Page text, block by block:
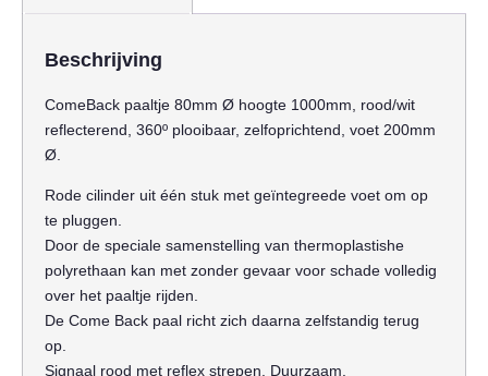
Beschrijving
ComeBack paaltje 80mm Ø hoogte 1000mm, rood/wit
reflecterend, 360º plooibaar, zelfoprichtend, voet 200mm
Ø.
Rode cilinder uit één stuk met geïntegreede voet om op
te pluggen.
Door de speciale samenstelling van thermoplastishe
polyrethaan kan met zonder gevaar voor schade volledig
over het paaltje rijden.
De Come Back paal richt zich daarna zelfstandig terug
op.
Signaal rood met reflex strepen. Duurzaam.